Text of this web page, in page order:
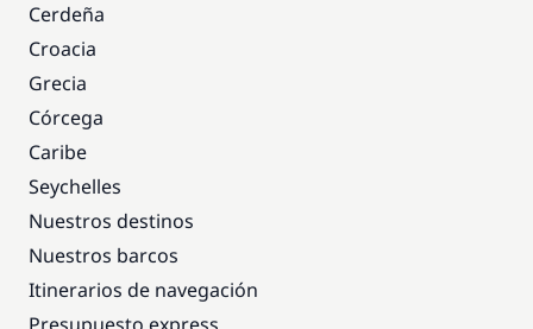
Cerdeña
Croacia
Grecia
Córcega
Caribe
Seychelles
Nuestros destinos
Nuestros barcos
Itinerarios de navegación